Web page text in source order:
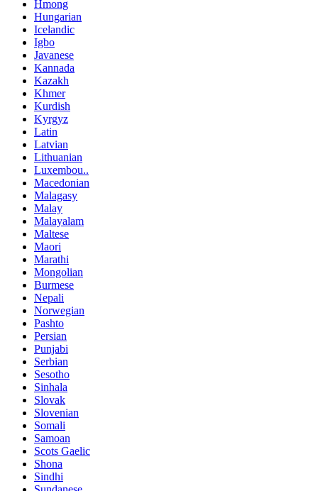
Hmong
Hungarian
Icelandic
Igbo
Javanese
Kannada
Kazakh
Khmer
Kurdish
Kyrgyz
Latin
Latvian
Lithuanian
Luxembou..
Macedonian
Malagasy
Malay
Malayalam
Maltese
Maori
Marathi
Mongolian
Burmese
Nepali
Norwegian
Pashto
Persian
Punjabi
Serbian
Sesotho
Sinhala
Slovak
Slovenian
Somali
Samoan
Scots Gaelic
Shona
Sindhi